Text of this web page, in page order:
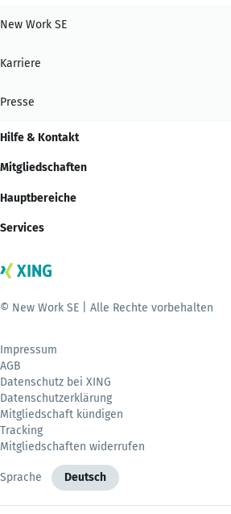
New Work SE
Karriere
Presse
Hilfe & Kontakt
Mitgliedschaften
Hauptbereiche
Services
© New Work SE | Alle Rechte vorbehalten
Impressum
AGB
Datenschutz bei XING
Datenschutzerklärung
Mitgliedschaft kündigen
Tracking
Mitgliedschaften widerrufen
Sprache Deutsch